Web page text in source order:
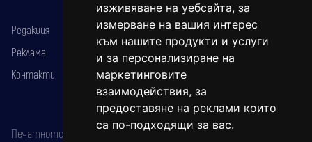
изживяване на уебсайта, за
измерване на вашия интерес
към нашите продукти и услуги
и за персонализиране на
маркетинговите
взаимодействия, за
предоставяне на реклами които
са по-подходящи за вас.
Редакция
Реклама
Контакти
Печатното издание на вестника е регистрирано в националния